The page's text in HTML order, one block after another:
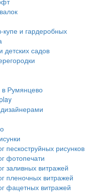
и гардеробных
садов
Румянцево
пескоструйных рисунков
фотопечати
заливных витражей
пленочных витражей
фацетных витражей